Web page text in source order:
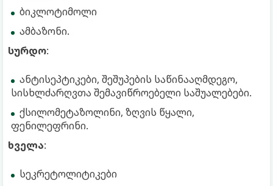
ბიკლოტიმოლი
ამბაზონი.
სურდო:
ანტისეპტიკები, შეშუპების საწინააღმდეგო,
სისხლძარღვთა შემავიწროებელი საშუალებები.
ქსილომეტაზოლინი, ზღვის წყალი,
ფენილეფრინი.
ხველა:
სეკრეტოლიტიკები